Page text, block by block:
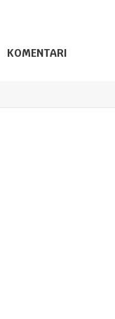
KOMENTARI
BURAGO 1/43